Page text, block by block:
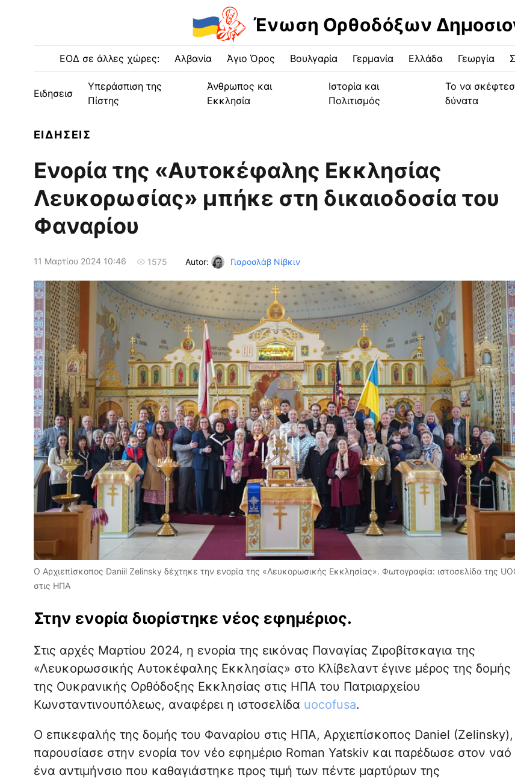
Ένωση Ορθοδόξων
ΕΟΔ σε άλλες χώρες: Αλβανία Άγιο Όρος Βουλγαρία Γερμανία Ελλάδα Γεωργία
Ειδησεισ
Υπεράσπιση της
Πίστης
Άνθρωπος και
Εκκλησία
Ιστορία και
Πολιτισμός
Το να
δύνατα
ΕΙΔΗΣΕΙΣ
Ενορία της «Αυτοκέφαλης Εκκλησίας
Λευκορωσίας» μπήκε στη δικαιοδοσία του
Φαναρίου
11 Μαρτίου 2024 10:46 1575 Autor: Γιαροσλάβ Νίβκιν
Ο Αρχιεπίσκοπος Daniil Zelinsky δέχτηκε την ενορία της «Λευκορωσικής Εκκλησίας». Φωτογραφία: ιστοσελίδα της
στις ΗΠΑ
Στην ενορία διορίστηκε νέος εφημέριος.
Στις αρχές Μαρτίου 2024, η ενορία της εικόνας Παναγίας Ζιροβίτσκαγια της
«Λευκορωσσικής Αυτοκέφαλης Εκκλησίας» στο Κλίβελαντ έγινε μέρος της δομής
της Ουκρανικής Ορθόδοξης Εκκλησίας στις ΗΠΑ του Πατριαρχείου
Κωνσταντινουπόλεως, αναφέρει η ιστοσελίδα uocofusa.
Ο επικεφαλής της δομής του Φαναρίου στις ΗΠΑ, Αρχιεπίσκοπος Daniel (Zelinsky),
παρουσίασε στην ενορία τον νέο εφημέριο Roman Yatskiv και παρέδωσε στον ναό
ένα αντιμήνσιο που καθαγιάστηκε προς τιμή των πέντε μαρτύρων της